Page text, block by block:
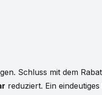
Schluss mit dem
reduziert. Ein